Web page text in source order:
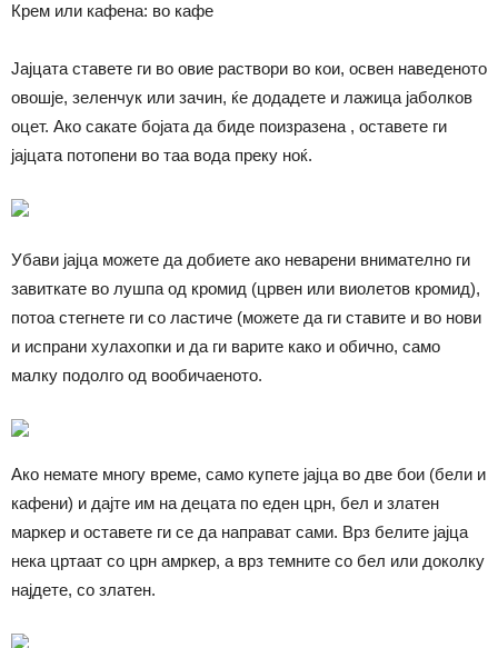
Крем или кафена: во кафе
Јајцата ставете ги во овие раствори во кои, освен наведеното
овошје, зеленчук или зачин, ќе додадете и лажица јаболков
оцет. Ако сакате бојата да биде поизразена , оставете ги
јајцата потопени во таа вода преку ноќ.
Убави јајца можете да добиете ако неварени внимателно ги
завиткате во лушпа од кромид (црвен или виолетов кромид),
потоа стегнете ги со ластиче (можете да ги ставите и во нови
и испрани хулахопки и да ги варите како и обично, само
малку подолго од вообичаеното.
Ако немате многу време, само купете јајца во две бои (бели и
кафени) и дајте им на децата по еден црн, бел и златен
маркер и оставете ги се да направат сами. Врз белите јајца
нека цртаат со црн амркер, а врз темните со бел или доколку
најдете, со златен.